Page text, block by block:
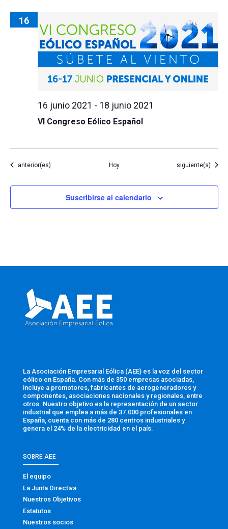
16
VI Congreso Eólico Español
16 junio 2021 - 18 junio 2021
Eventos
anterior(es) Hoy Eventos
siguiente(s)
Suscribirse al calendario
La Asociación Empresarial Eólica (AEE) es la voz del sector
eólico en España. Con más de 350 empresas asociadas,
incluye a promotores, fabricantes de aerogeneradores y
componentes, asociaciones nacionales y regionales, entre
otros. Nuestro objetivo es la representación de un sector
industrial que emplea a más de 37.000 profesionales en
España, cuenta con más de 280 centros industriales y
genera el 24% de la electricidad en el país.
SOBRE AEE
El equipo
La Junta Directiva
Nuestros Objetivos
Estatutos
Nuestros socios